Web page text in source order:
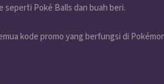
seperti Poké Balls dan buah beri.
kode promo yang berfungsi di